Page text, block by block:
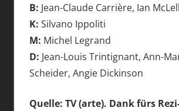
B: Jean-Claude Carrière, Ian
K: Silvano Ippoliti
M: Michel Legrand
D: Jean-Louis Trintignant, Ann-
Scheider, Angie Dickinson
Quelle: TV (arte). Dank fürs